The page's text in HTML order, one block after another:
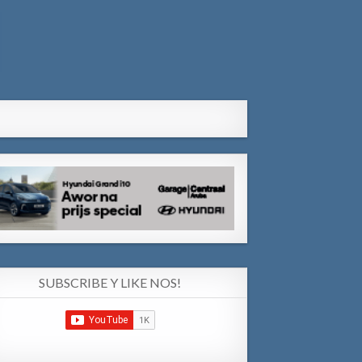
SUBSCRIBE Y LIKE NOS!